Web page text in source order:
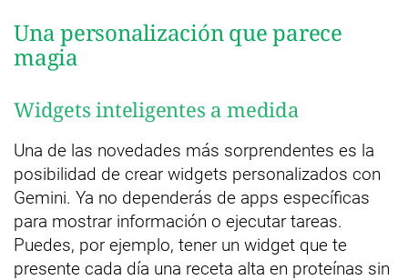
Una personalización que parece
magia
Widgets inteligentes a medida
Una de las novedades más sorprendentes es la
posibilidad de crear widgets personalizados con
Gemini. Ya no dependerás de apps específicas
para mostrar información o ejecutar tareas.
Puedes, por ejemplo, tener un widget que te
presente cada día una receta alta en proteínas sin